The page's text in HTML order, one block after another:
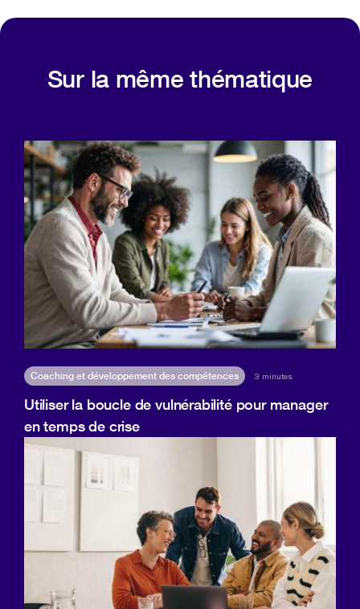
Sur la même thématique
Coaching et développement des compétences 3 minutes
Utiliser la boucle de vulnérabilité pour manager
en temps de crise